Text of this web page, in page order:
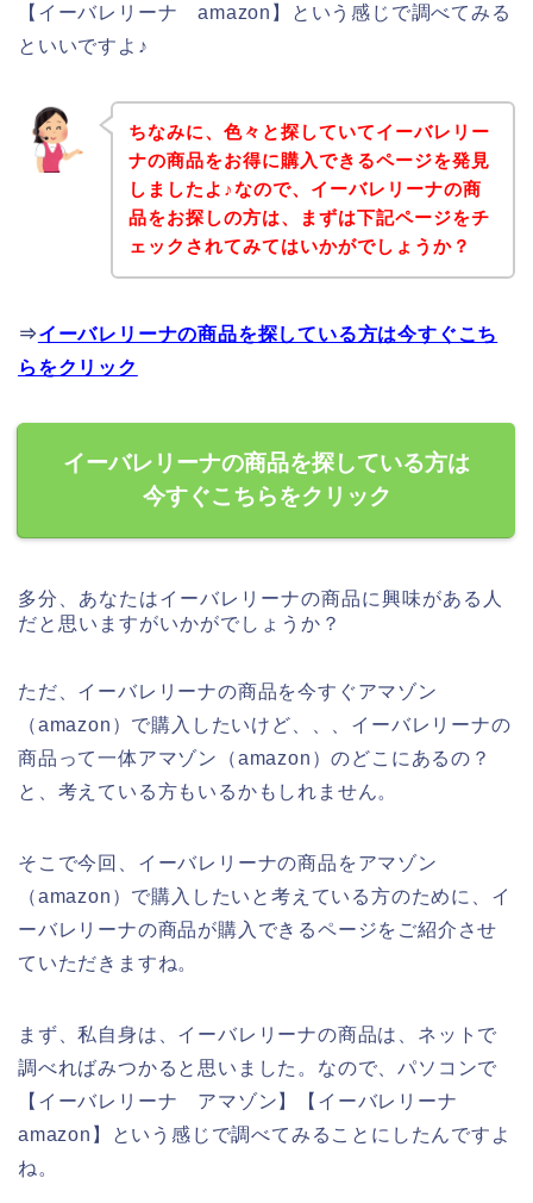
【イーバレリーナ amazon】という感じで調べてみる
といいですよ♪
ちなみに、色々と探していてイーバレリー
ナの商品をお得に購入できるページを発見
しましたよ♪なので、イーバレリーナの商
品をお探しの方は、まずは下記ページをチ
ェックされてみてはいかがでしょうか？
⇒イーバレリーナの商品を探している方は今すぐこち
らをクリック
イーバレリーナの商品を探している方は
今すぐこちらをクリック
多分、あなたはイーバレリーナの商品に興味がある人
だと思いますがいかがでしょうか？
ただ、イーバレリーナの商品を今すぐアマゾン
（amazon）で購入したいけど、、、イーバレリーナの
商品って一体アマゾン（amazon）のどこにあるの？
と、考えている方もいるかもしれません。
そこで今回、イーバレリーナの商品をアマゾン
（amazon）で購入したいと考えている方のために、イ
ーバレリーナの商品が購入できるページをご紹介させ
ていただきますね。
まず、私自身は、イーバレリーナの商品は、ネットで
調べればみつかると思いました。なので、パソコンで
【イーバレリーナ アマゾン】【イーバレリーナ
amazon】という感じで調べてみることにしたんですよ
ね。